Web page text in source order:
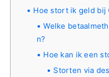
Hoe stort ik geld bij
Welke
n?
Hoe kan ik een
Storten via